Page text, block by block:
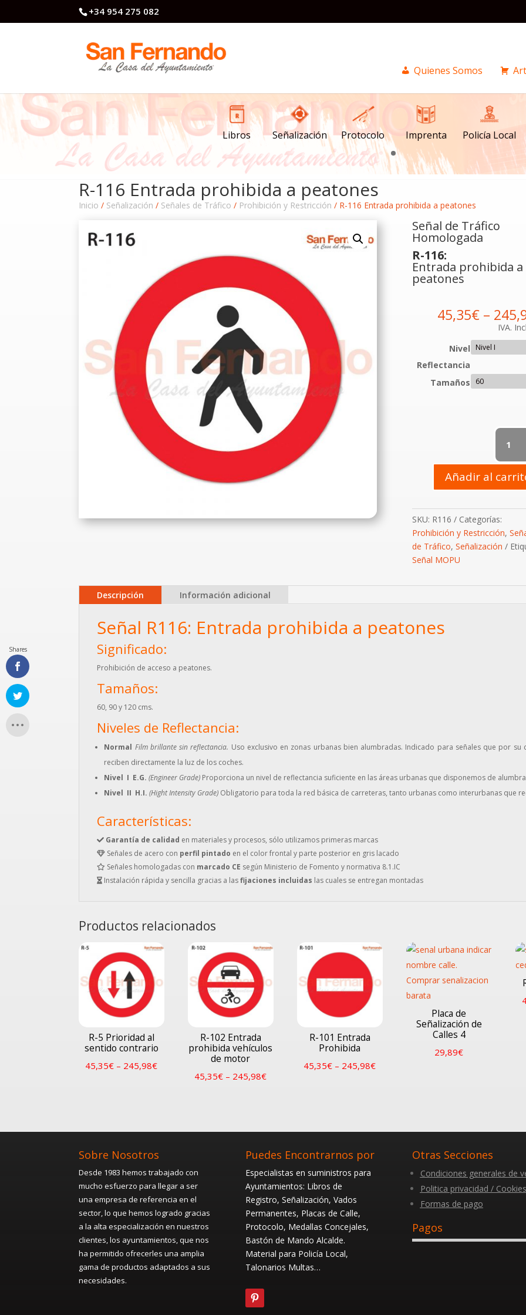
+34 954 275 082
Quienes Somos
Libros Señalización Protocolo Imprenta Policía Local
R-116 Entrada prohibida a peatones
Inicio / Señalización / Señales de Tráfico / Prohibición y Restricción / R-116 Entrada prohibida a peatones
Señal de Tráfico
Homologada
R-116:
Entrada prohibida a
peatones
45,35€–
IVA.
Nivel
Reflectancia
Tamaños
R-
116
Entrada
Añadir al
SKU: R116
Categorías:
Prohibición y Restricción,
de Tráfico, Señalización
Señal MOPU
Descripción Información adicional
Señal R116: Entrada prohibida a peatones
Significado:
Prohibición de acceso a peatones.
Tamaños:
60, 90 y 120 cms.
Niveles de Reflectancia:
Normal Film brillante sin reflectancia. Uso exclusivo en zonas urbanas bien alumbradas. Indicado para señales que por
reciben directamente la luz de los coches.
Nivel I E.G.(Engineer Grade) Proporciona un nivel de reflectancia suficiente en las áreas urbanas que disponemos de
Nivel II H.I.(Hight Intensity Grade) Obligatorio para toda la red básica de carreteras, tanto urbanas como interurbanas que
Características:
Garantía de calidad en materiales y procesos, sólo utilizamos primeras marcas
Señales de acero con perfil pintado en el color frontal y parte posterior en gris lacado
Señales homologadas con marcado CE según Ministerio de Fomento y normativa 8.1.IC
Instalación rápida y sencilla gracias a lasfijaciones incluidas las cuales se entregan montadas
Productos relacionados
R-5 Prioridad al
sentido contrario
45,35€ – 245,98€
R-102 Entrada
prohibida vehículos
de motor
45,35€ – 245,98€
R-101 Entrada
Prohibida
45,35€ – 245,98€
Placa de
Señalización de
Calles 4
29,89€
Sobre Nosotros
Desde 1983 hemos trabajado con
mucho esfuerzo para llegar a ser
una empresa de referencia en el
sector, lo que hemos logrado gracias
a la alta especialización en nuestros
clientes, los ayuntamientos, que nos
ha permitido ofrecerles una amplia
gama de productos adaptados a sus
necesidades.
Puedes Encontrarnos por
Especialistas en suministros para
Ayuntamientos: Libros de
Registro, Señalización, Vados
Permanentes, Placas de Calle,
Protocolo, Medallas Concejales,
Bastón de Mando Alcalde.
Material para Policía Local,
Talonarios Multas…
Otras Secciones
Condiciones generales de
Politica privacidad / Cookies
Formas de pago
Pagos
Shares